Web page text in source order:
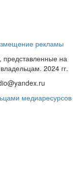
рекламы
представленные на
2024 гг.
медиаресурсов